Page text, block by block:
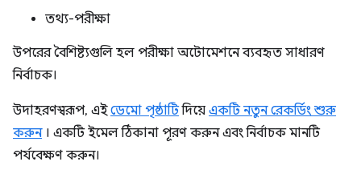
তথ্য-পরীক্ষা
উপরের বৈশিষ্ট্যগুলি হল পরীক্ষা অটোমেশনে ব্যবহৃত সাধারণ
নির্বাচক।
উদাহরণস্বরূপ, এইডেমো পৃষ্ঠাটিদিয়ে একটি নতুন রেকর্ডিং শুরু
করুন। একটি ইমেল ঠিকানা পূরণ করুন এবং নির্বাচক মানটি
পর্যবেক্ষণ করুন।